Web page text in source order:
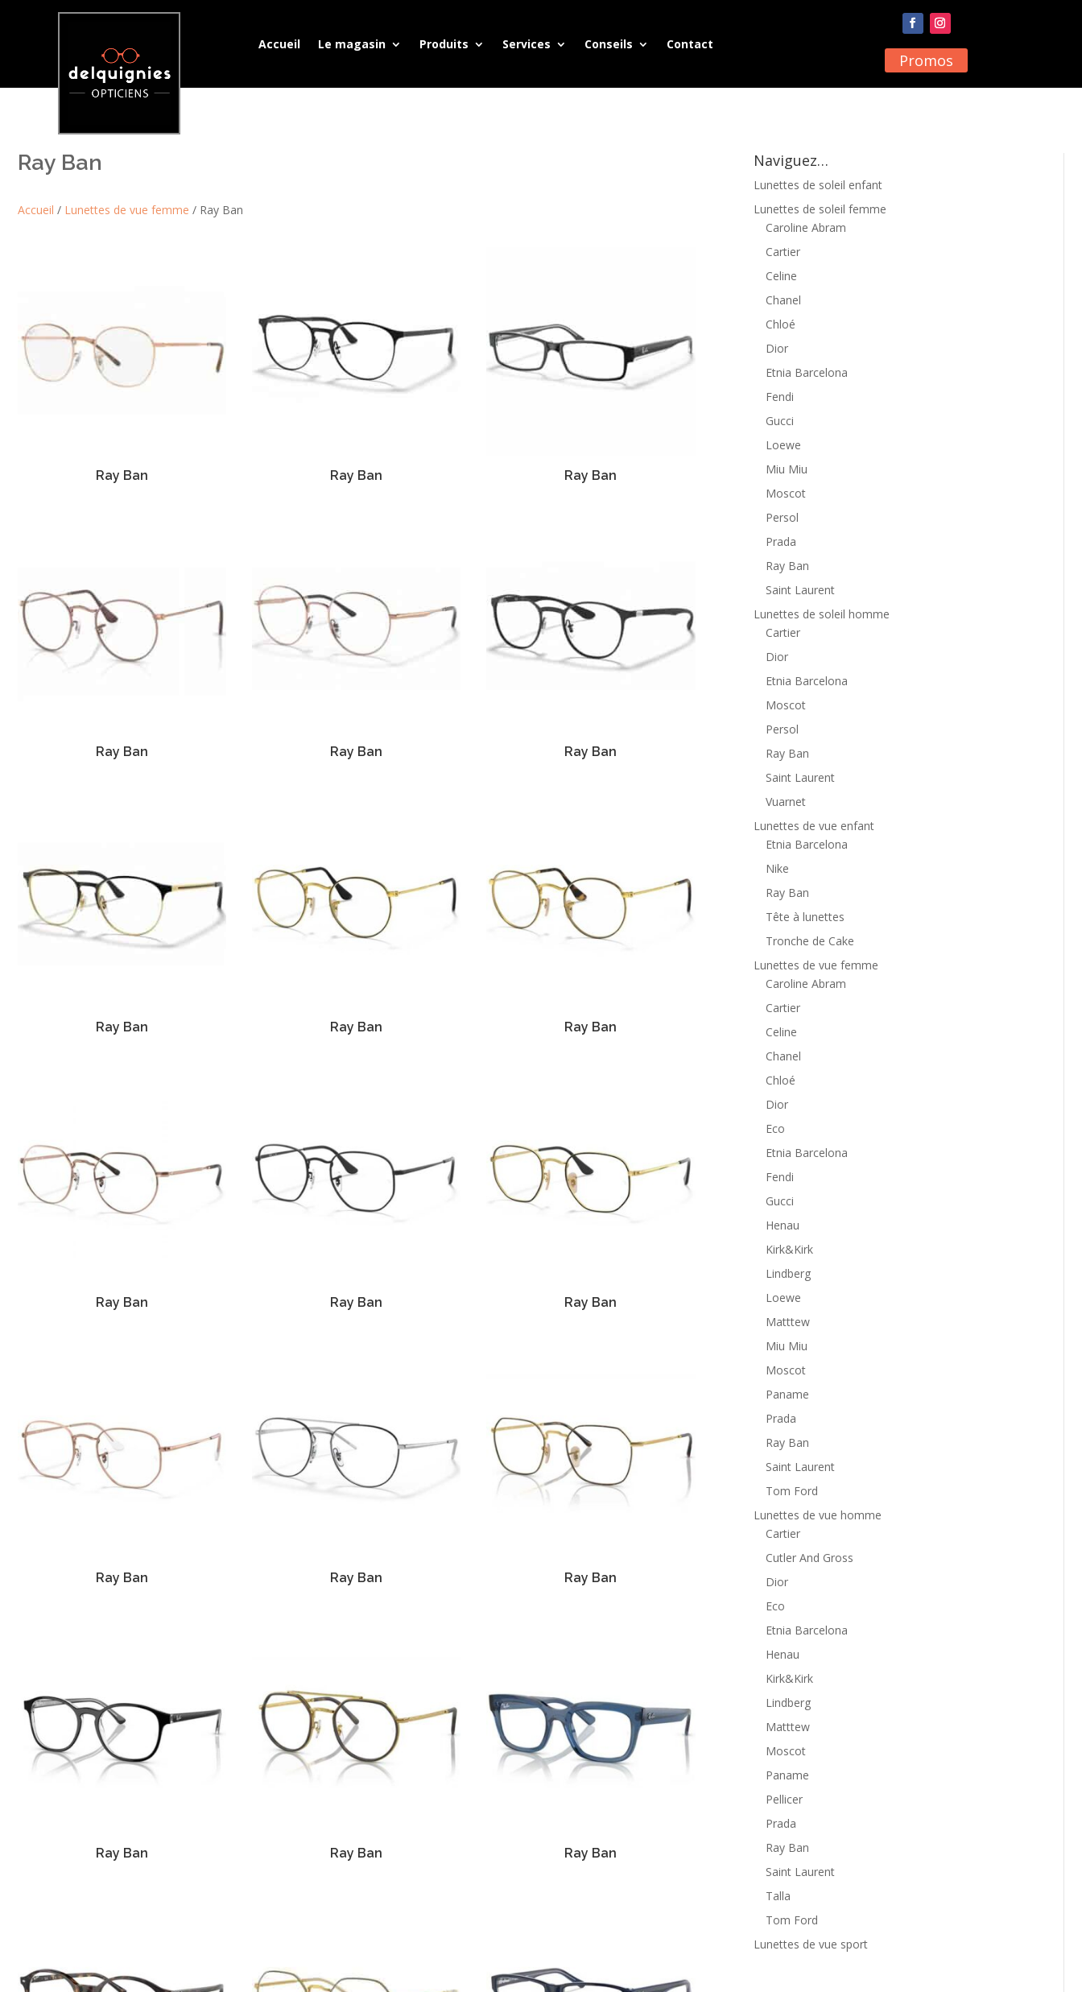
Accueil Le magasin Produits Services Conseils Contact
Promos
Ray Ban
Accueil / Lunettes de vue femme / Ray Ban
Ray Ban Ray Ban Ray Ban
Ray Ban Ray Ban Ray Ban
Ray Ban Ray Ban Ray Ban
Ray Ban Ray Ban Ray Ban
Ray Ban Ray Ban Ray Ban
Ray Ban Ray Ban Ray Ban
Naviguez…
Lunettes de soleil enfant
Lunettes de soleil femme
Caroline Abram
Cartier
Celine
Chanel
Chloé
Dior
Etnia Barcelona
Fendi
Gucci
Loewe
Miu Miu
Moscot
Persol
Prada
Ray Ban
Saint Laurent
Lunettes de soleil homme
Cartier
Dior
Etnia Barcelona
Moscot
Persol
Ray Ban
Saint Laurent
Vuarnet
Lunettes de vue enfant
Etnia Barcelona
Nike
Ray Ban
Tête à lunettes
Tronche de Cake
Lunettes de vue femme
Caroline Abram
Cartier
Celine
Chanel
Chloé
Dior
Eco
Etnia Barcelona
Fendi
Gucci
Henau
Kirk&Kirk
Lindberg
Loewe
Matttew
Miu Miu
Moscot
Paname
Prada
Ray Ban
Saint Laurent
Tom Ford
Lunettes de vue homme
Cartier
Cutler And Gross
Dior
Eco
Etnia Barcelona
Henau
Kirk&Kirk
Lindberg
Matttew
Moscot
Paname
Pellicer
Prada
Ray Ban
Saint Laurent
Talla
Tom Ford
Lunettes de vue sport